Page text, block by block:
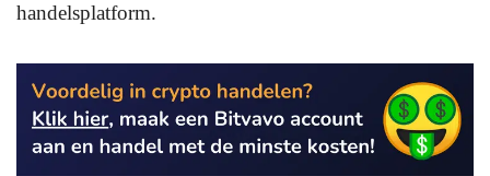
handelsplatform.